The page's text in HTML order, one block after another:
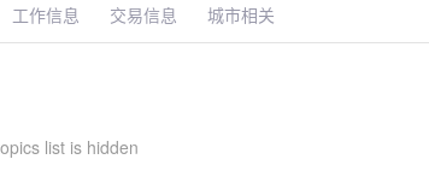
工作信息 交易信息 城市相关
list is hidden